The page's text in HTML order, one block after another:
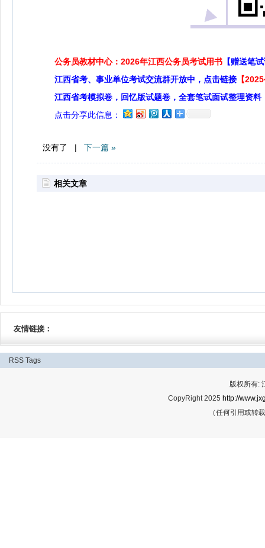
公务员教材中心：2026年江西公务员考试用书 【赠送笔
江西省考、事业单位考试交流群开放中，点击链接 【
江西省考模拟卷，回忆版试题卷，全套笔试面试整理资料
点击分享此信息：
没有了 | 下一篇 »
相关文章
友情链接：
RSS Tags
版权所有:
CopyRight 2025 http://
（任何引用或转